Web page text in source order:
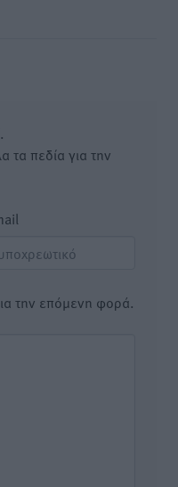
πεδία για την
την επόμενη φορά.